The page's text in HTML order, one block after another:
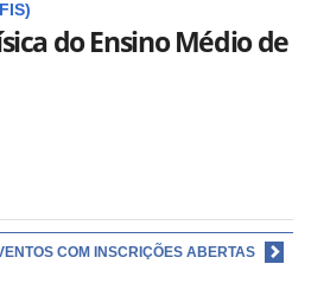
do Ensino Médio de
COM INSCRIÇÕES ABERTAS